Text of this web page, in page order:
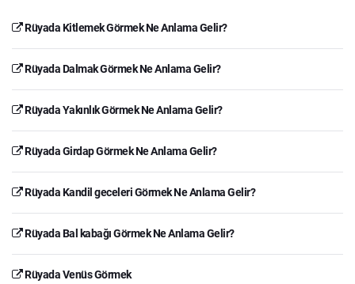
Rüyada Kitlemek Görmek Ne Anlama Gelir?
Rüyada Dalmak Görmek Ne Anlama Gelir?
Rüyada Yakınlık Görmek Ne Anlama Gelir?
Rüyada Girdap Görmek Ne Anlama Gelir?
Rüyada Kandil geceleri Görmek Ne Anlama Gelir?
Rüyada Bal kabağı Görmek Ne Anlama Gelir?
Rüyada Venüs Görmek